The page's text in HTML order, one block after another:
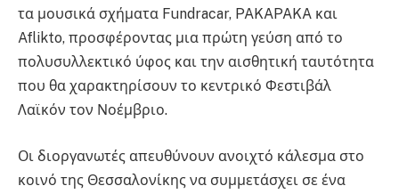
τα μουσικά σχήματα Fundracar, PAKAPAKA και
Aflikto, προσφέροντας μια πρώτη γεύση από το
πολυσυλλεκτικό ύφος και την αισθητική ταυτότητα
που θα χαρακτηρίσουν το κεντρικό Φεστιβάλ
Λαϊκόν τον Νοέμβριο.
Οι διοργανωτές απευθύνουν ανοιχτό κάλεσμα στο
κοινό της Θεσσαλονίκης να συμμετάσχει σε ένα